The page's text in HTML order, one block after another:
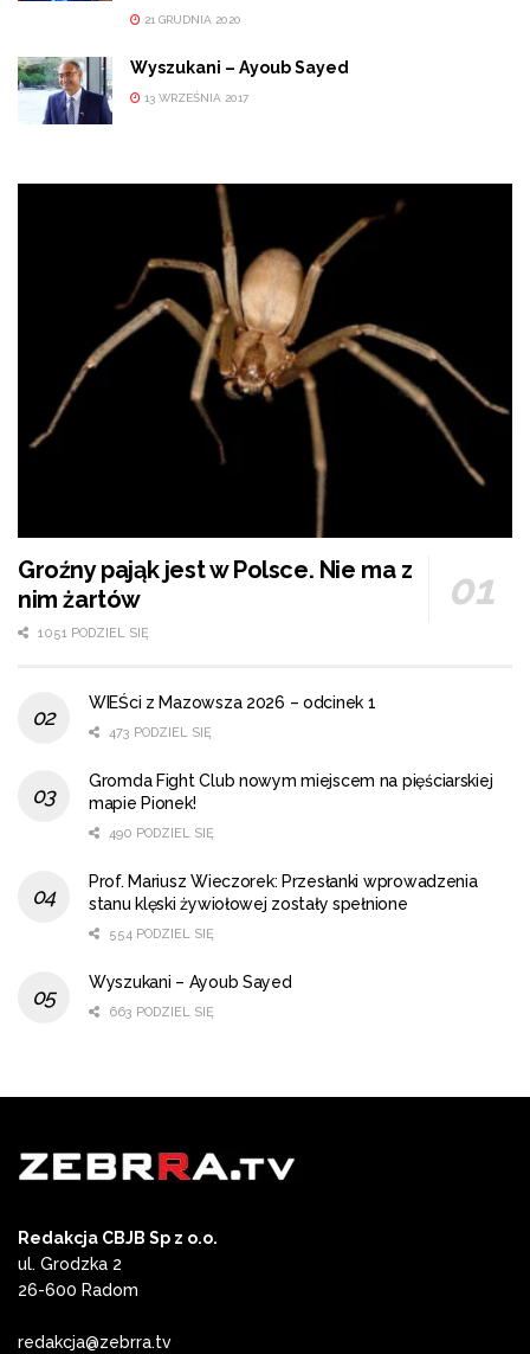
21 GRUDNIA 2020
Wyszukani – Ayoub Sayed
13 WRZEŚNIA 2017
Groźny pająk jest w Polsce. Nie ma z
nim żartów
1051 PODZIEL SIĘ
WIEŚci z Mazowsza 2026 – odcinek 1
473 PODZIEL SIĘ
Gromda Fight Club nowym miejscem na pięściarskiej
mapie Pionek!
490 PODZIEL SIĘ
Prof. Mariusz Wieczorek: Przesłanki wprowadzenia
stanu klęski żywiołowej zostały spełnione
554 PODZIEL SIĘ
Wyszukani – Ayoub Sayed
663 PODZIEL SIĘ
Redakcja CBJB Sp z o.o.
ul. Grodzka 2
26-600 Radom
redakcja@zebrra.tv